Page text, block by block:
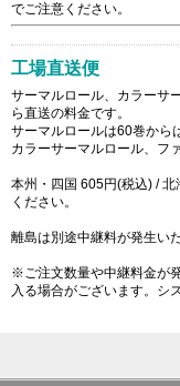
でご注意ください。
工場直送便
サーマルロール、カラーサ
ら直送の料金です。
サーマルロールは60巻から
カラーサーマルロール、フ
本州・四国 605円(税込) /
ください。
離島は別途中継料が発生い
※ご注文数量や中継料金が
入る場合がございます。シ